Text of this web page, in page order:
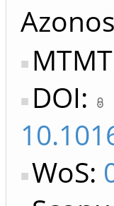
DOI:
WoS: